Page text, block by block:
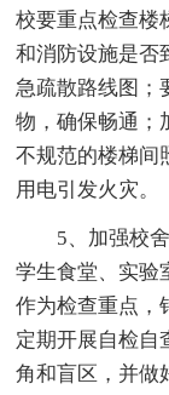
校要重点检查楼
和消防设施是否
急疏散路线图；
物，确保畅通；
不规范的楼梯间
用电引发火灾。
5、加强校
学生食堂、实验
作为检查重点，
定期开展自检自
角和盲区，并做